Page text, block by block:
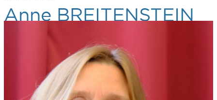
Anne BREITENSTEIN